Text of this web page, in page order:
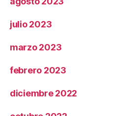
julio 2023
marzo 2023
febrero 2023
diciembre 2022